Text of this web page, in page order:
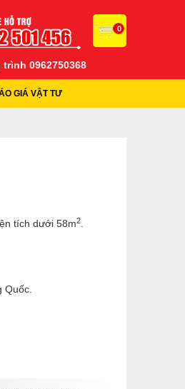
0
0962750368
GIÁ VẬT TƯ
tích dưới 58m2.